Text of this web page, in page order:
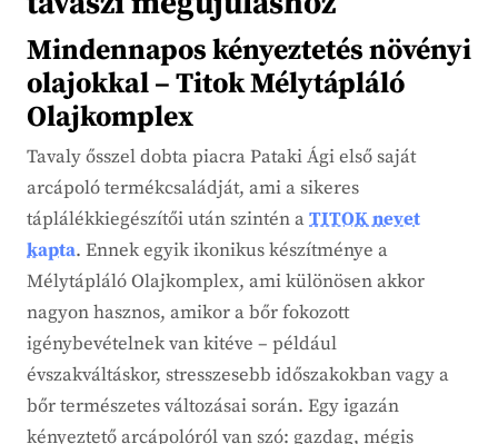
Mindennapos kényeztetés növényi
olajokkal – Titok Mélytápláló
Olajkomplex
Tavaly ősszel dobta piacra Pataki Ági első saját
arcápoló termékcsaládját, ami a sikeres
táplálékkiegészítői után szintén aTITOK nevet
kapta. Ennek egyik ikonikus készítménye a
Mélytápláló Olajkomplex, ami különösen akkor
nagyon hasznos, amikor a bőr fokozott
igénybevételnek van kitéve – például
évszakváltáskor, stresszesebb időszakokban vagy a
bőr természetes változásai során. Egy igazán
kényeztető arcápolóról van szó: gazdag, mégis